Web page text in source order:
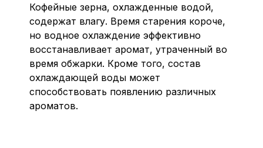
Кофейные зерна, охлажденные водой,
содержат влагу. Время старения короче,
но водное охлаждение эффективно
восстанавливает аромат, утраченный во
время обжарки. Кроме того, состав
охлаждающей воды может
способствовать появлению различных
ароматов.